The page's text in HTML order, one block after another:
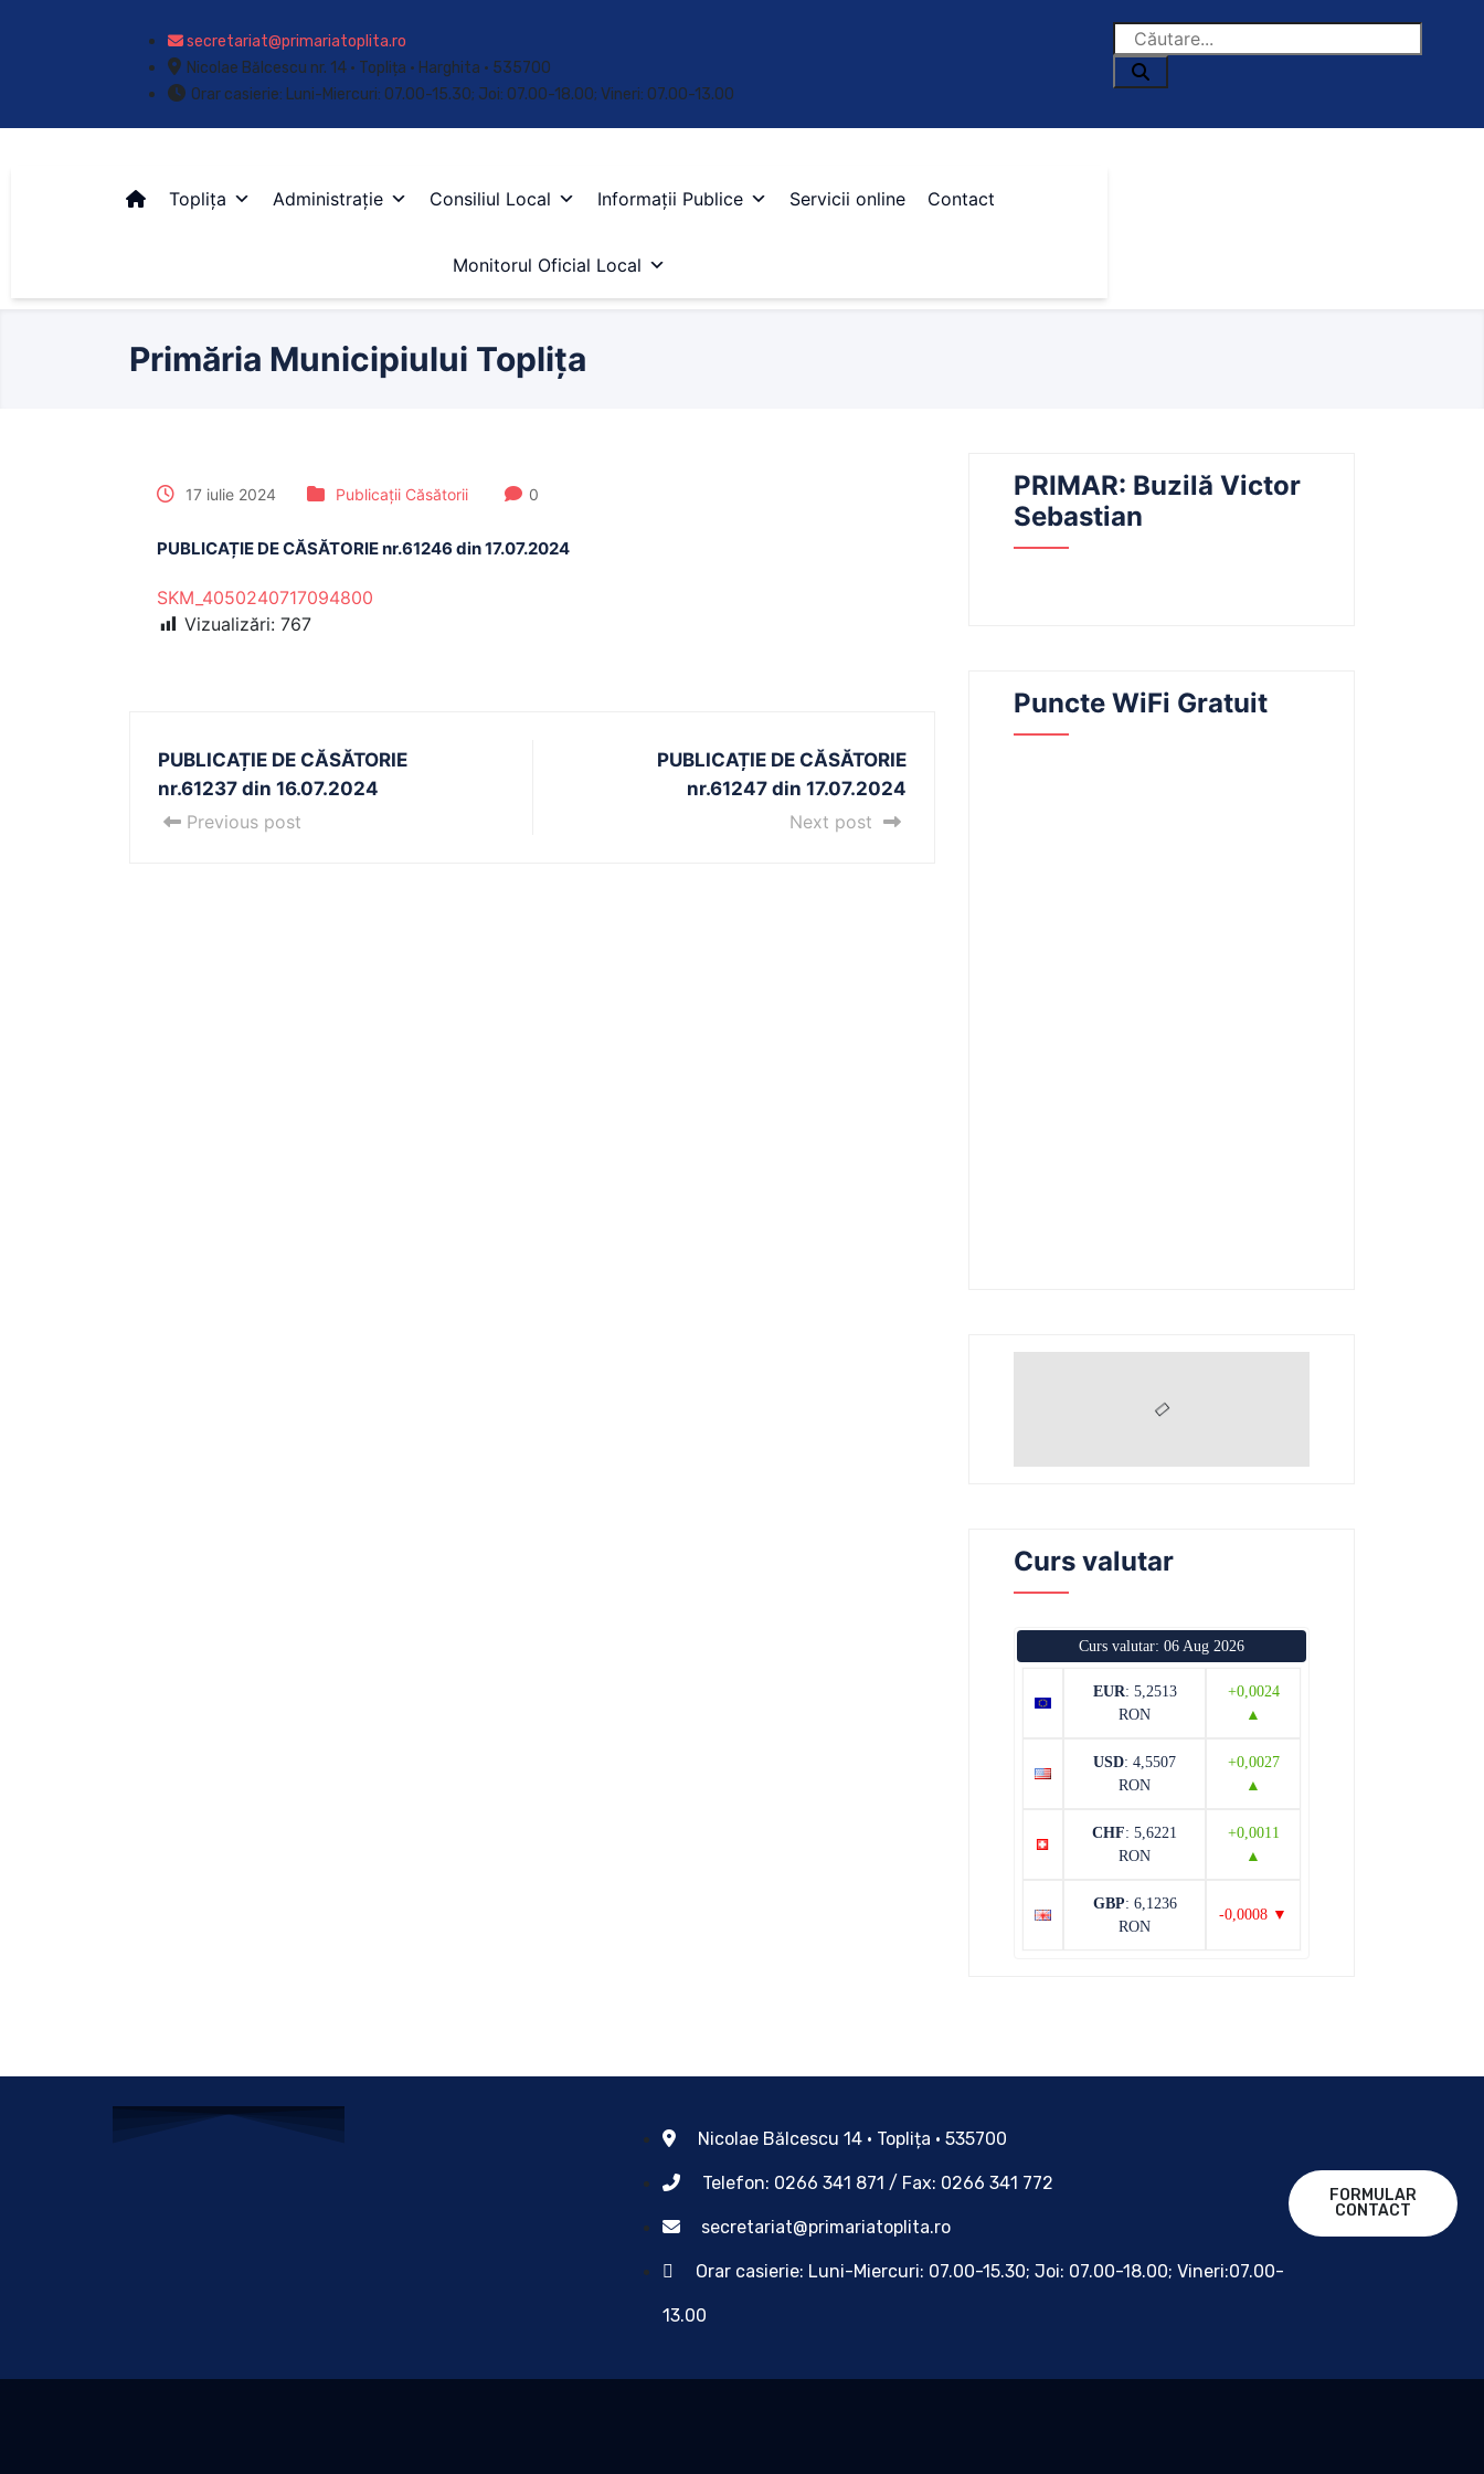
secretariat@primariatoplita.ro
Nicolae Bălcescu nr. 14 • Toplița • Harghita • 535700
Orar casierie: Luni-Miercuri: 07.00-15.30; Joi: 07.00-18.00; Vineri: 07.00-13.00
Toplița Administrație Consiliul Local Informații Publice Servicii online Contact
Monitorul Oficial Local
Primăria Municipiului Toplița
17 iulie 2024 Publicații Căsătorii 0
PUBLICAȚIE DE CĂSĂTORIE nr.61246 din 17.07.2024
SKM_4050240717094800
Vizualizări: 767
PUBLICAȚIE DE CĂSĂTORIE
nr.61237 din 16.07.2024
Previous post
PUBLICAȚIE DE CĂSĂTORIE
nr.61247 din 17.07.2024
Next post
PRIMAR: Buzilă Victor
Sebastian
Puncte WiFi Gratuit
Curs valutar
Curs valutar: 06 Aug 2026
EUR: 5,2513
RON
+0,0024
▲
USD: 4,5507
RON
+0,0027
▲
CHF: 5,6221
RON
+0,0011
▲
GBP: 6,1236
RON
-0,0008 ▼
Nicolae Bălcescu 14 • Toplița • 535700
Telefon: 0266 341 871 / Fax: 0266 341 772
secretariat@primariatoplita.ro
Orar casierie: Luni-Miercuri: 07.00-15.30; Joi: 07.00-18.00; Vineri:07.00-
13.00
FORMULAR
CONTACT